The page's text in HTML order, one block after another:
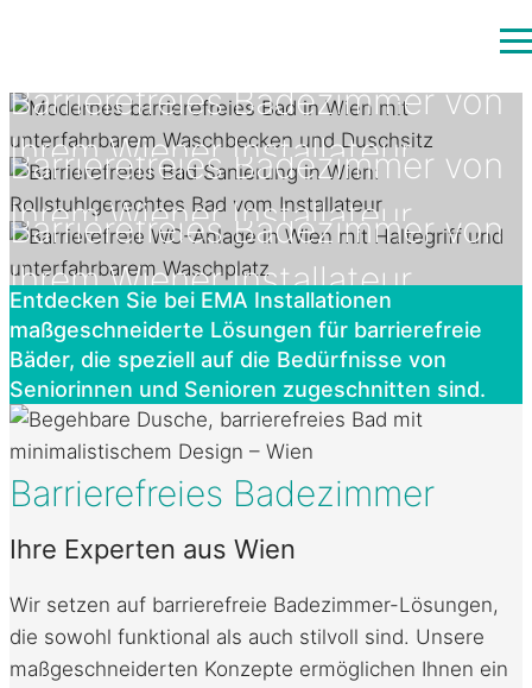
Barrierefreies Badezimmervon
Ihrem Wiener Installateur
Jetzt mit bis zu 7.500 Euro Förderung!
Barrierefreies Badezimmer von
Ihrem Wiener Installateur
Jetzt mit bis zu 7.500 Euro Förderung!
Barrierefreies Badezimmervon
Ihrem Wiener Installateur
Jetzt mit bis zu 7.500 Euro Förderung!
Entdecken Sie bei EMA Installationen
maßgeschneiderte Lösungen für barrierefreie
Bäder, die speziell auf die Bedürfnisse von
Seniorinnen und Senioren zugeschnitten sind.
Barrierefreies Badezimmer
Ihre Experten aus Wien
Wir setzen auf barrierefreie Badezimmer-Lösungen,
die sowohl funktional als auch stilvoll sind. Unsere
maßgeschneiderten Konzepte ermöglichen Ihnen ein